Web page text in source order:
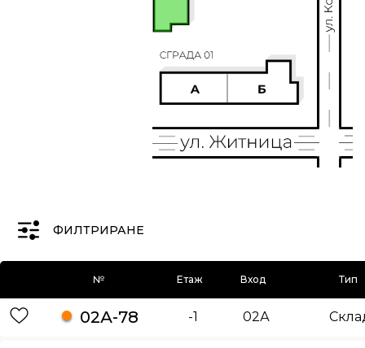
ФИЛТРИРАНЕ
№ Етаж Вход Тип
02А-78 -1 02А